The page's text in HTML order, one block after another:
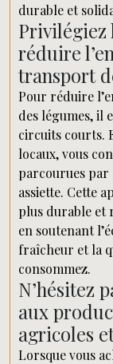
durable et
Privilégiez
réduire
transport
Pour réduire
des légumes, il
circuits courts.
locaux, vous
parcourues par
assiette. Cette
plus durable et
en soutenant
fraîcheur et la
consommez.
N’hésitez
aux
agricoles
Lorsque vous